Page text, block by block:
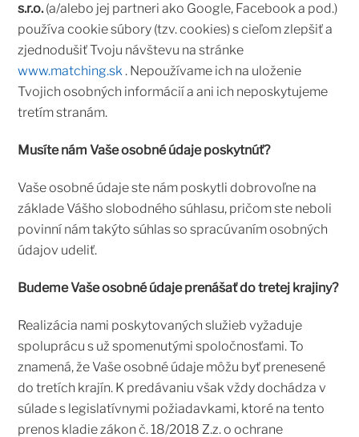
s.r.o.(a/alebo jej partneri ako Google, Facebook a pod.)
používa cookie súbory (tzv. cookies) s cieľom zlepšiť a
zjednodušiť Tvoju návštevu na stránke
www.matching.sk . Nepoužívame ich na uloženie
Tvojich osobných informácií a ani ich neposkytujeme
tretím stranám.
Musíte nám Vaše osobné údaje poskytnúť?
Vaše osobné údaje ste nám poskytli dobrovoľne na
základe Vášho slobodného súhlasu, pričom ste neboli
povinní nám takýto súhlas so spracúvaním osobných
údajov udeliť.
Budeme Vaše osobné údaje prenášať do tretej krajiny?
Realizácia nami poskytovaných služieb vyžaduje
spoluprácu s už spomenutými spoločnosťami. To
znamená, že Vaše osobné údaje môžu byť prenesené
do tretích krajín. K predávaniu však vždy dochádza v
súlade s legislatívnymi požiadavkami, ktoré na tento
prenos kladie zákon č. 18/2018 Z.z. o ochrane